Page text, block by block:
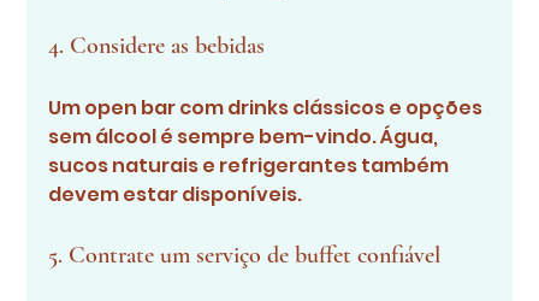
4. Considere as bebidas
Um open bar com drinks clássicos e opções
sem álcool é sempre bem-vindo. Água,
sucos naturais e refrigerantes também
devem estar disponíveis.
5. Contrate um serviço de buffet confiável